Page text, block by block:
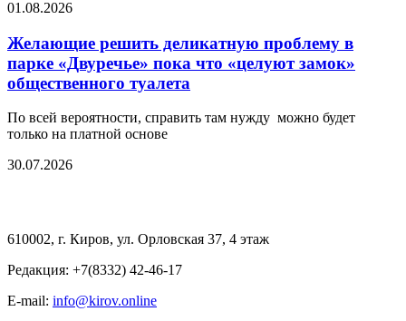
01.08.2026
Желающие решить деликатную проблему в
парке «Двуречье» пока что «целуют замок»
общественного туалета
По всей вероятности, справить там нужду можно будет
только на платной основе
30.07.2026
610002, г. Киров, ул. Орловская 37, 4 этаж
Редакция: +7(8332) 42-46-17
E-mail: info@kirov.online